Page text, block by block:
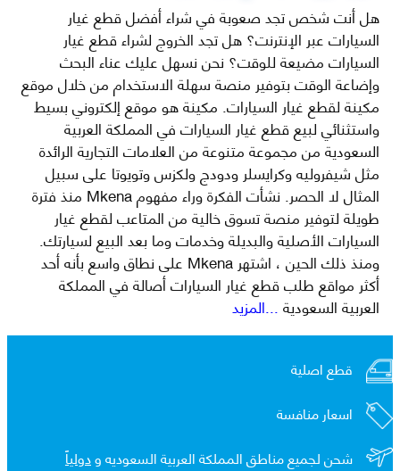
هل أنت شخص تجد صعوبة في شراء أفضل قطع غيار
السيارات عبر الإنترنت؟ هل تجد الخروج لشراء قطع غيار
السيارات مضيعة للوقت؟ نحن نسهل عليك عناء البحث
وإضاعة الوقت بتوفير منصة سهلة الاستخدام من خلال موقع
مكينة لقطع غيار السيارات. مكينة هو موقع إلكتروني بسيط
واستثنائي لبيع قطع غيار السيارات في المملكة العربية
السعودية من مجموعة متنوعة من العلامات التجارية الرائدة
مثل شيفروليه وكرايسلر ودودج ولكزس وتويوتا على سبيل
المثال لا الحصر. نشأت الفكرة وراء مفهوم Mkena منذ فترة
طويلة لتوفير منصة تسوق خالية من المتاعب لقطع غيار
السيارات الأصلية والبديلة وخدمات وما بعد البيع لسيارتك.
ومنذ ذلك الحين ، اشتهر Mkena على نطاق واسع بأنه أحد
أكثر مواقع طلب قطع غيار السيارات أصالة في المملكة
العربية السعودية...المزيد
قطع اصلية
اسعار منافسة
شحن لجميع مناطق المملكة العربية السعوديه ودولياً